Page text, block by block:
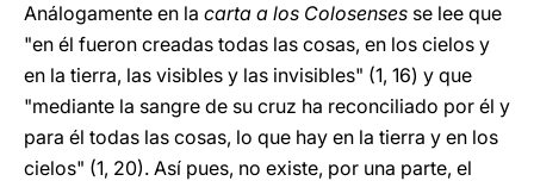
Análogamente en la carta a los Colosenses se lee que
"en él fueron creadas todas las cosas, en los cielos y
en la tierra, las visibles y las invisibles" (1, 16) y que
"mediante la sangre de su cruz ha reconciliado por él y
para él todas las cosas, lo que hay en la tierra y en los
cielos" (1, 20). Así pues, no existe, por una parte, el